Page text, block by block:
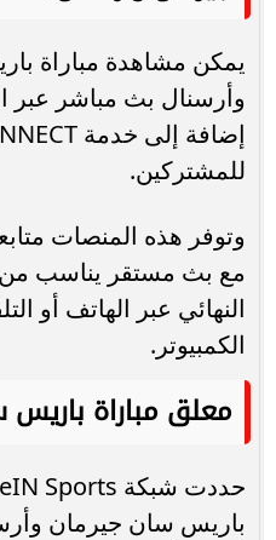
يمكن مشاهدة مباراة
وأرسنال بث مباشر عبر
للمشتركين.
وتوفر هذه المنصات
مع بث مستقر يناسب
النهائي عبر الهاتف أو
الكمبيوتر.
معلق مباراة
باريس سان جيرمان